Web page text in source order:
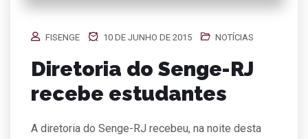
FISENGE 10 DE JUNHO DE 2015 NOTÍCIAS
Diretoria do Senge-RJ
recebe estudantes
A diretoria do Senge-RJ recebeu, na noite desta